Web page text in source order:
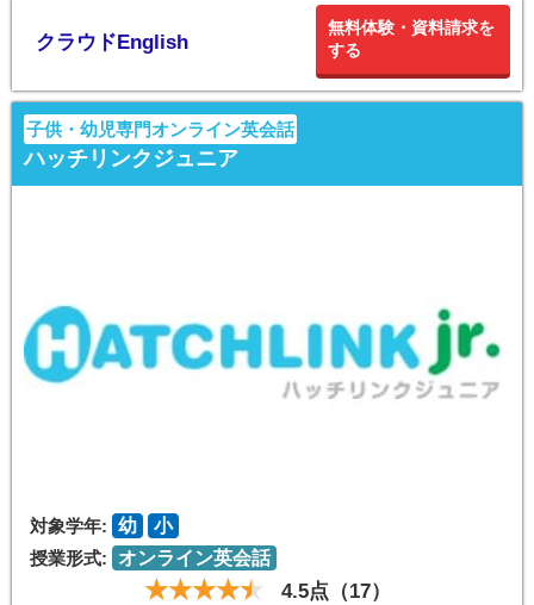
クラウドEnglish
無料体験・資料請求を
する
子供・幼児専門オンライン英会話
ハッチリンクジュニア
対象学年: 幼
小
授業形式:
オンライン英会話
4.5点（17）